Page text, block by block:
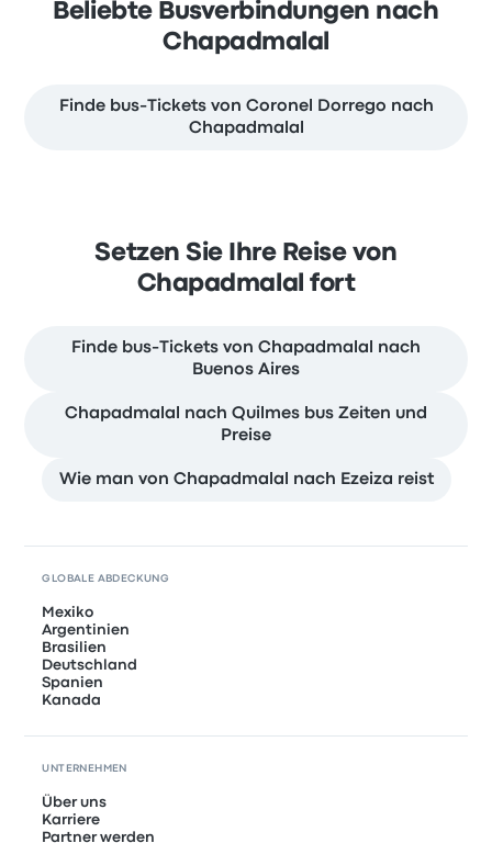
Beliebte Busverbindungen nach
Chapadmalal
Finde bus-Tickets von Coronel Dorrego nach
Chapadmalal
Setzen Sie Ihre Reise von
Chapadmalal fort
Finde bus-Tickets von Chapadmalal nach
Buenos Aires
Chapadmalal nach Quilmes bus Zeiten und
Preise
Wie man von Chapadmalal nach Ezeiza reist
GLOBALE ABDECKUNG
Mexiko
Argentinien
Brasilien
Deutschland
Spanien
Kanada
UNTERNEHMEN
Über uns
Karriere
Partner werden